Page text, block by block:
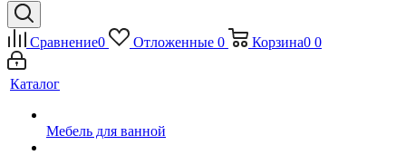
Сравнение0 Отложенные 0 Корзина0 0
Каталог
Мебель для ванной